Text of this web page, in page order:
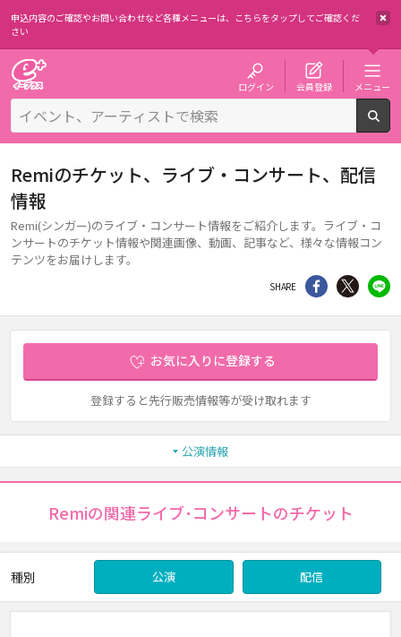
申込内容のご確認やお問い合わせなど各種メニューは、 こちらをタップしてご確認くだ
さい
ログイン 会員登録 メニュー
Remiのチケット、ライブ・コンサート、配信
情報
Remi(シンガー)のライブ・コンサート情報をご紹介します。ライブ・コ
ンサートのチケット情報や関連画像、動画、記事など、様々な情報コン
テンツをお届けします。
SHARE シェア Twitter
お気に入りに登録する
登録すると先行販売情報等が受け取れます
公演情報
Remiの関連ライブ･コンサートのチケット
種別 公演 配信